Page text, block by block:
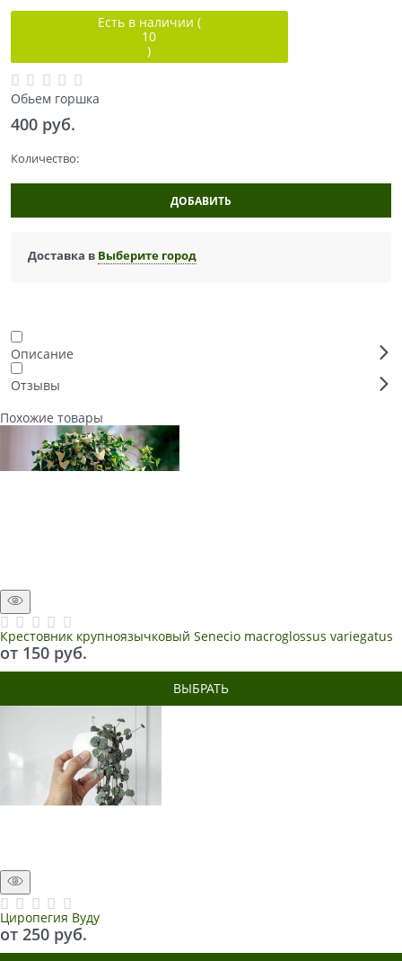
Есть в наличии (
10
)
Обьем горшка
400 руб.
Количество:
ДОБАВИТЬ
Доставка в Выберите город
Описание
Отзывы
Похожие товары
Крестовник крупноязычковый Senecio macroglossus variegatus
от 150 руб.
ВЫБРАТЬ
Циропегия Вуду
от 250 руб.